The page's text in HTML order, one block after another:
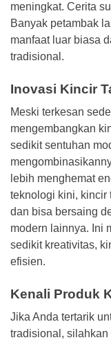
meningkat. Cerita
Banyak petambak
manfaat luar biasa
tradisional.
Inovasi Kincir
Meski terkesan
mengembangkan
sedikit sentuhan
lebih menghemat
teknologi kini, kincir
dan bisa bersaing
modern lainnya. Ini
sedikit kreativitas,
efisien.
Kenali Produk
Jika Anda tertarik
tradisional,